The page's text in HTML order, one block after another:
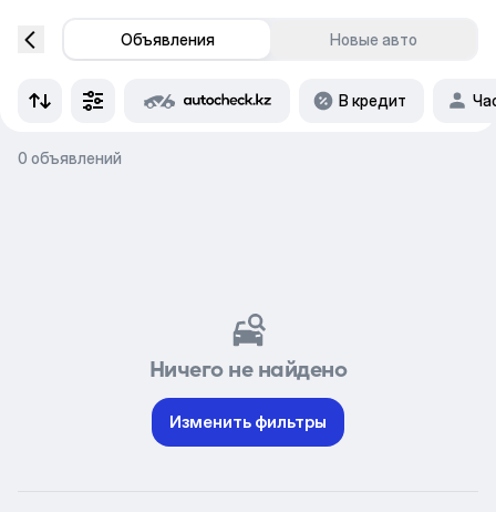
Объявления Новые авто
В кредит
0 объявлений
Ничего не найдено
Изменить фильтры